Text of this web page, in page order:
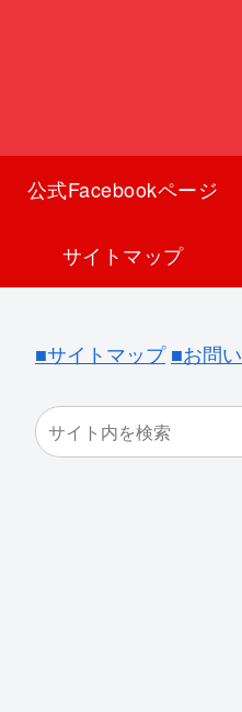
公式Facebookページ
サイトマップ
■サイトマップ ■お問